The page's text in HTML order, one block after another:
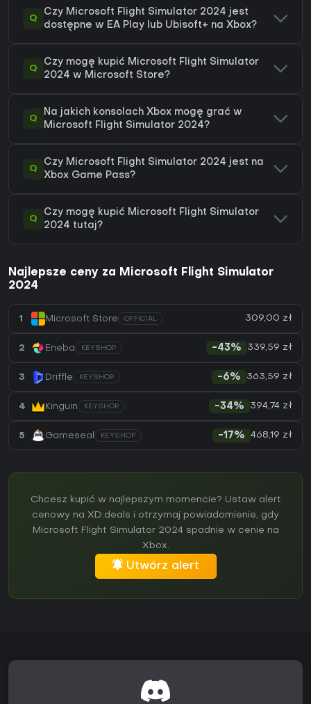
Q
Czy Microsoft Flight Simulator 2024 jest
dostępne w EA Play lub Ubisoft+ na Xbox?
Q
Czy mogę kupić Microsoft Flight Simulator
2024 w Microsoft Store?
Q
Na jakich konsolach Xbox mogę grać w
Microsoft Flight Simulator 2024?
Q
Czy Microsoft Flight Simulator 2024 jest na
Xbox Game Pass?
Q
Czy mogę kupić Microsoft Flight Simulator
2024 tutaj?
Najlepsze ceny za Microsoft Flight Simulator
2024
1 Microsoft Store OFFICIAL 309,00 zł
2 Eneba KEYSHOP -43% 339,59 zł
3 Driffle KEYSHOP -6% 363,59 zł
4 Kinguin KEYSHOP -34% 394,74 zł
5 Gameseal KEYSHOP -17% 468,19 zł
Chcesz kupić w najlepszym momencie? Ustaw alert
cenowy na XD.deals i otrzymaj powiadomienie, gdy
Microsoft Flight Simulator 2024 spadnie w cenie na
Xbox.
Utwórz alert